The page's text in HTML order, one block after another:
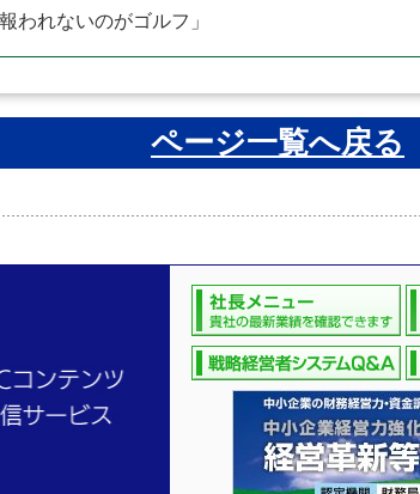
われないのがゴルフ」
ページ一覧へ戻る